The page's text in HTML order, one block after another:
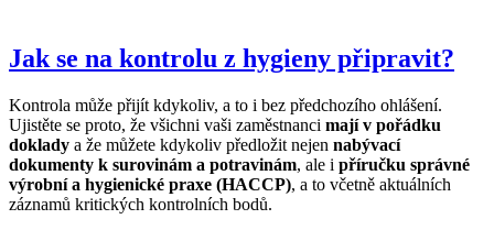
Jak se na kontrolu z hygieny připravit?
Kontrola může přijít kdykoliv, a to i bez předchozího ohlášení.
Ujistěte se proto, že všichni vaši zaměstnanci mají v pořádku
doklady a že můžete kdykoliv předložit nejen nabývací
dokumenty k surovinám a potravinám, ale i příručku správné
výrobní a hygienické praxe (HACCP), a to včetně aktuálních
záznamů kritických kontrolních bodů.